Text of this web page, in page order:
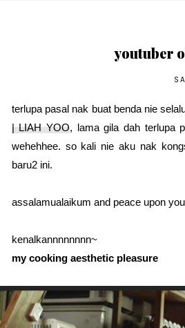
youtuber
terlupa pasal nak buat benda nie
| LIAH YOO, lama gila dah terlupa
wehehhee. so kali nie aku nak
baru2 ini.
assalamualaikum and peace upon
kenalkannnnnnnn~
my cooking aesthetic pleasure